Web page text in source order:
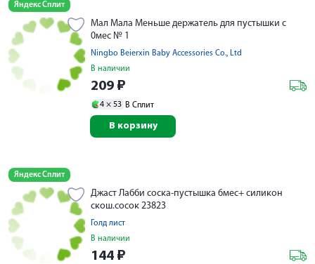
Яндекс Сплит
Мал Мала Меньше держатель для пустышки с
0мес № 1
Ningbo Beierxin Baby Accessories Co., Ltd
В наличии
209 ₽
4 × 53 В Сплит
В корзину
Яндекс Сплит
Джаст Лабби соска-пустышка 6мес+ силикон
скош.сосок 23823
Голд лист
В наличии
144 ₽